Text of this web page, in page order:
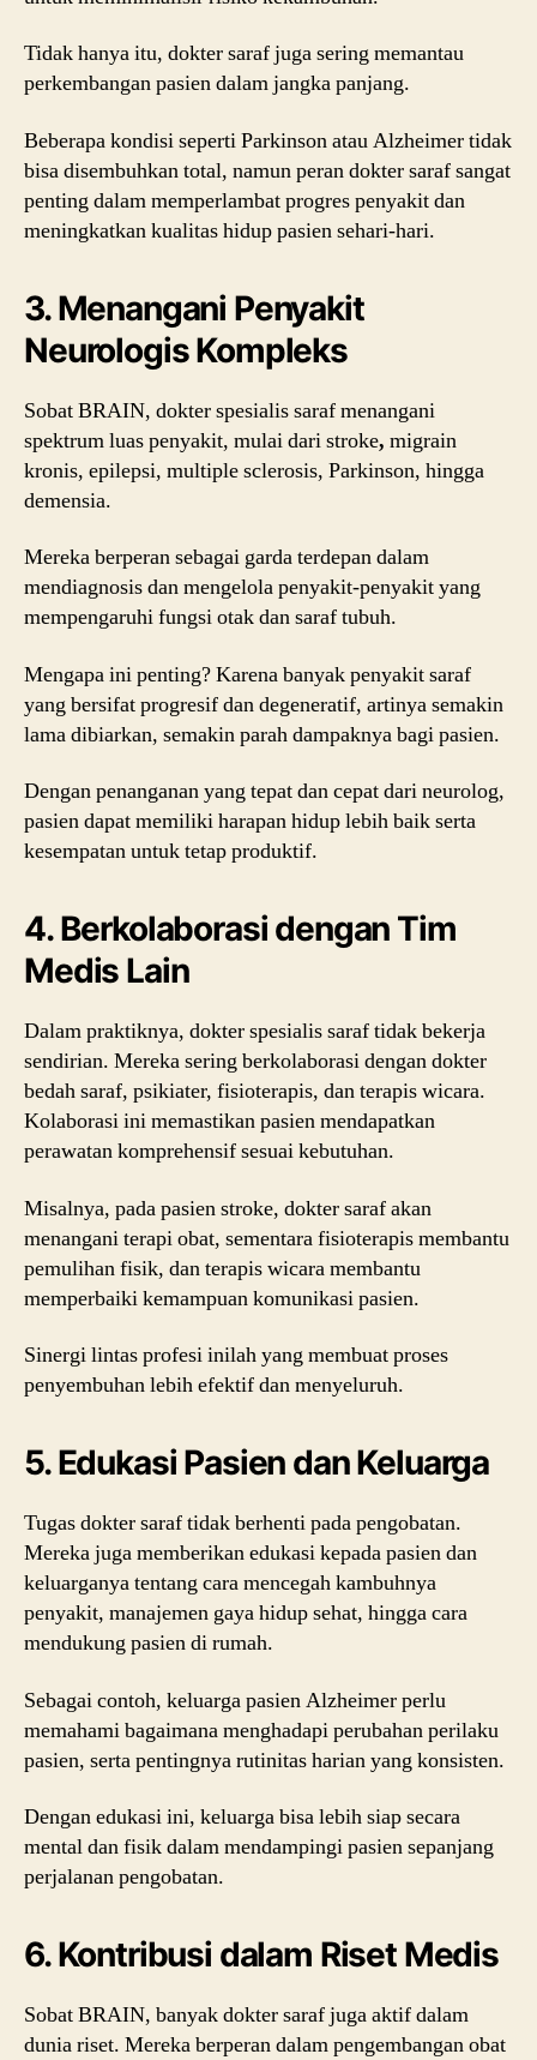
Tidak hanya itu, dokter saraf juga sering memantau
perkembangan pasien dalam jangka panjang.
Beberapa kondisi seperti Parkinson atau Alzheimer tidak
bisa disembuhkan total, namun peran dokter saraf sangat
penting dalam memperlambat progres penyakit dan
meningkatkan kualitas hidup pasien sehari-hari.
3. Menangani Penyakit
Neurologis Kompleks
Sobat BRAIN, dokter spesialis saraf menangani
spektrum luas penyakit, mulai dari stroke, migrain
kronis, epilepsi, multiple sclerosis, Parkinson, hingga
demensia.
Mereka berperan sebagai garda terdepan dalam
mendiagnosis dan mengelola penyakit-penyakit yang
mempengaruhi fungsi otak dan saraf tubuh.
Mengapa ini penting? Karena banyak penyakit saraf
yang bersifat progresif dan degeneratif, artinya semakin
lama dibiarkan, semakin parah dampaknya bagi pasien.
Dengan penanganan yang tepat dan cepat dari neurolog,
pasien dapat memiliki harapan hidup lebih baik serta
kesempatan untuk tetap produktif.
4. Berkolaborasi dengan Tim
Medis Lain
Dalam praktiknya, dokter spesialis saraf tidak bekerja
sendirian. Mereka sering berkolaborasi dengan dokter
bedah saraf, psikiater, fisioterapis, dan terapis wicara.
Kolaborasi ini memastikan pasien mendapatkan
perawatan komprehensif sesuai kebutuhan.
Misalnya, pada pasien stroke, dokter saraf akan
menangani terapi obat, sementara fisioterapis membantu
pemulihan fisik, dan terapis wicara membantu
memperbaiki kemampuan komunikasi pasien.
Sinergi lintas profesi inilah yang membuat proses
penyembuhan lebih efektif dan menyeluruh.
5. Edukasi Pasien dan Keluarga
Tugas dokter saraf tidak berhenti pada pengobatan.
Mereka juga memberikan edukasi kepada pasien dan
keluarganya tentang cara mencegah kambuhnya
penyakit, manajemen gaya hidup sehat, hingga cara
mendukung pasien di rumah.
Sebagai contoh, keluarga pasien Alzheimer perlu
memahami bagaimana menghadapi perubahan perilaku
pasien, serta pentingnya rutinitas harian yang konsisten.
Dengan edukasi ini, keluarga bisa lebih siap secara
mental dan fisik dalam mendampingi pasien sepanjang
perjalanan pengobatan.
6. Kontribusi dalam Riset Medis
Sobat BRAIN, banyak dokter saraf juga aktif dalam
dunia riset. Mereka berperan dalam pengembangan obat